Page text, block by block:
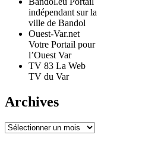
indépendant sur la
ville de Bandol
Ouest-Var.net
Votre Portail pour
l’Ouest Var
TV 83 La Web
TV du Var
Archives
Archives